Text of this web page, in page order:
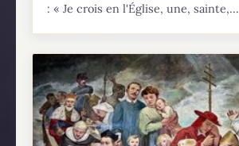
: « Je crois en l'Église, une, sainte,...